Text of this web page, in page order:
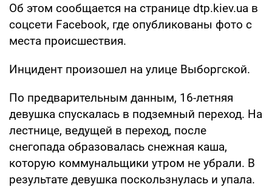
Об этом сообщается на странице dtp.kiev.ua в
соцсети Facebook, где опубликованы фото с
места происшествия.
Инцидент произошел на улице Выборгской.
По предварительным данным, 16-летняя
девушка спускалась в подземный переход. На
лестнице, ведущей в переход, после
снегопада образовалась снежная каша,
которую коммунальщики утром не убрали. В
результате девушка поскользнулась и упала.